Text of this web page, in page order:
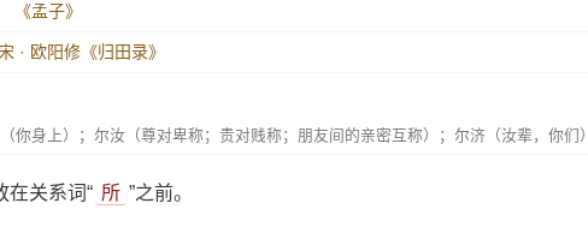
《孟子》
宋 · 欧阳修《归田录》
你身上）；尔汝（尊对卑称；贵对贱称；朋友间的亲密互称）；尔济（汝辈，你们）
关系词“ 所 ”之前。